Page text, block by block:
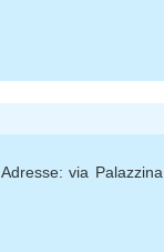
Adresse: via